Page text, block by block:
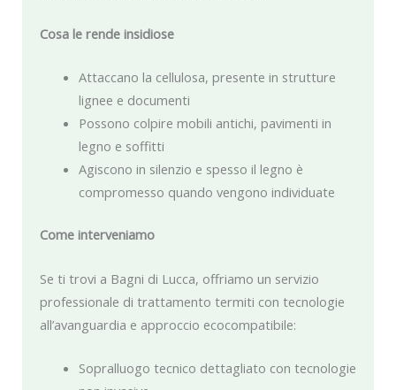
Cosa le rende insidiose
Attaccano la cellulosa, presente in strutture
lignee e documenti
Possono colpire mobili antichi, pavimenti in
legno e soffitti
Agiscono in silenzio e spesso il legno è
compromesso quando vengono individuate
Come interveniamo
Se ti trovi a Bagni di Lucca, offriamo un servizio
professionale di trattamento termiti con tecnologie
all’avanguardia e approccio ecocompatibile:
Sopralluogo tecnico dettagliato con tecnologie